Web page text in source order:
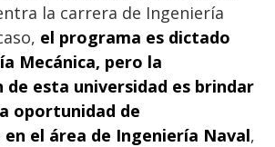
la carrera de Ingeniería
el programa es dictado
Mecánica, pero la
de esta universidad es brindar
oportunidad de
en el área de Ingeniería Naval,